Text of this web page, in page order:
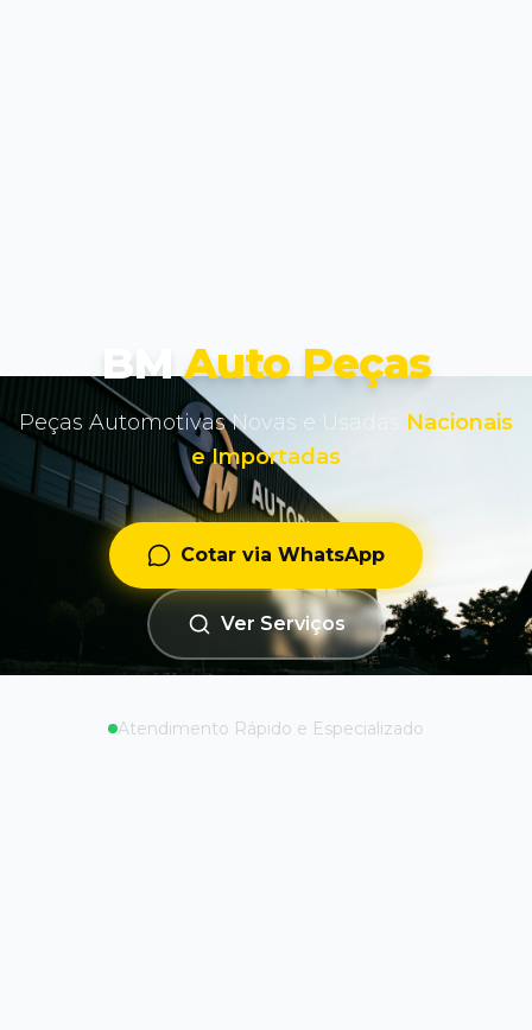
BM Auto Peças
Peças Automotivas Novas e Usadas Nacionais
e Importadas
Cotar via WhatsApp
Ver Serviços
Atendimento Rápido e Especializado